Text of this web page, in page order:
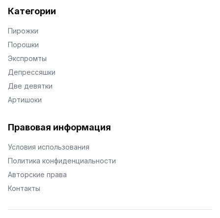
Категории
Пирожки
Порошки
Экспромты
Депрессяшки
Две девятки
Артишоки
Правовая информация
Условия использования
Политика конфиденциальности
Авторские права
Контакты